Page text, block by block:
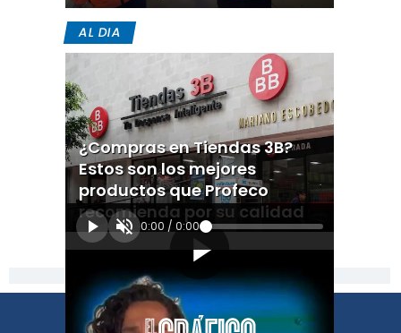
AL DIA
¿Compras en Tiendas 3B?
Estos son los mejores
productos que Profeco
recomienda por su calidad
0:00 / 0:00
[Publicidad]